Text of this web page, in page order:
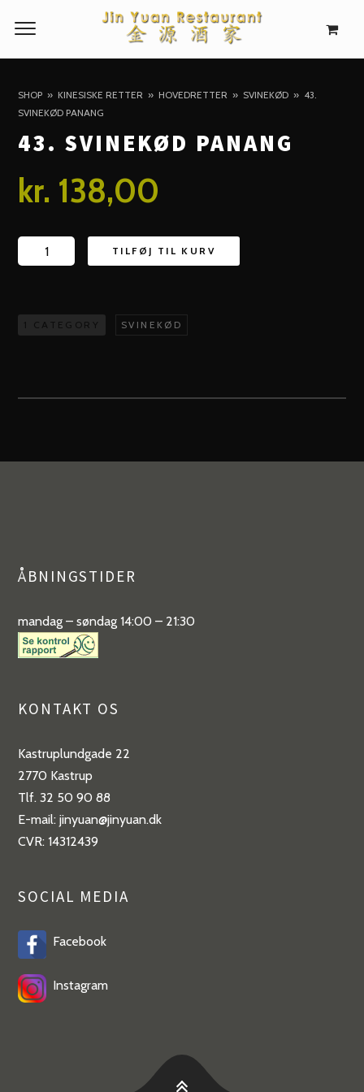
SHOP KINESISKE RETTER HOVEDRETTER SVINEKØD
43.
SVINEKØD PANANG
43. SVINEKØD PANANG
kr. 138,00
Svinekød
antal
TILFØJ TIL KURV
1 CATEGORY SVINEKØD
ÅBNINGSTIDER
mandag – søndag 14:00 – 21:30
KONTAKT OS
Kastruplundgade 22
2770 Kastrup
Tlf. 32 50 90 88
E-mail: jinyuan@jinyuan.dk
CVR: 14312439
SOCIAL MEDIA
Facebook
Instagram